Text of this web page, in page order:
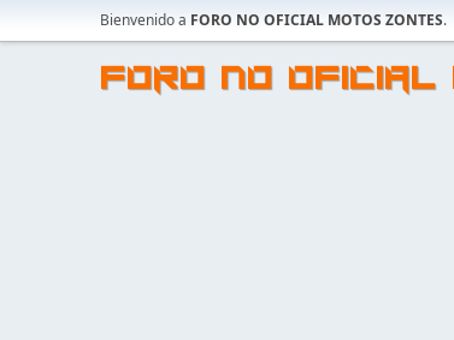
Bienvenido a FORO NO OFICIAL MOTOS ZONTES.
FORO NO OFICIAL